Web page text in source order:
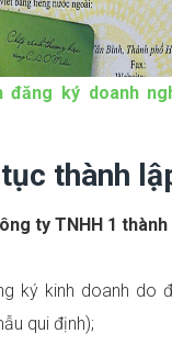
đăng ký doanh
thành
ty TNHH 1
ký kinh doanh do
qui định);